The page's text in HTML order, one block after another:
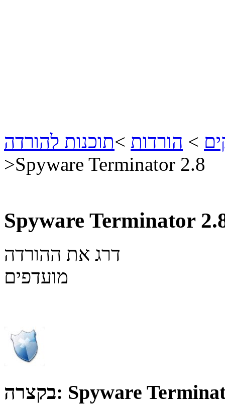
> הורדות >תוכנות להורדה
>Spyware Terminator 2.8
Spyware Terminator
דרג את ההורדה
מועדפים
בקצרה: Spyware